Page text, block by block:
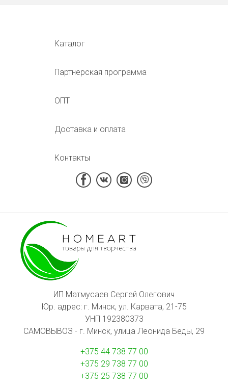
Каталог
Партнерская программа
ОПТ
Доставка и оплата
Контакты
ИП Матмусаев Сергей Олегович
Юр. адрес: г. Минск, ул. Карвата, 21-75
УНП 192380373
САМОВЫВОЗ - г. Минск, улица Леонида Беды, 29
+375 44 738 77 00
+375 29 738 77 00
+375 25 738 77 00